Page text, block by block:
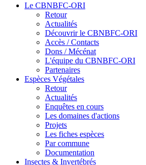
Le CBNBFC-ORI
Retour
Actualités
Découvrir le CBNBFC-ORI
Accès / Contacts
Dons / Mécénat
L'équipe du CBNBFC-ORI
Partenaires
Espèces Végétales
Retour
Actualités
Enquêtes en cours
Les domaines d'actions
Projets
Les fiches espèces
Par commune
Documentation
Insectes & Invertébrés